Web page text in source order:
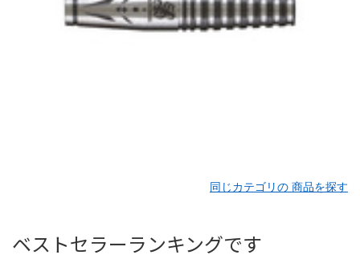
同じカテゴリの 商品を探す
ベストセラーランキングです